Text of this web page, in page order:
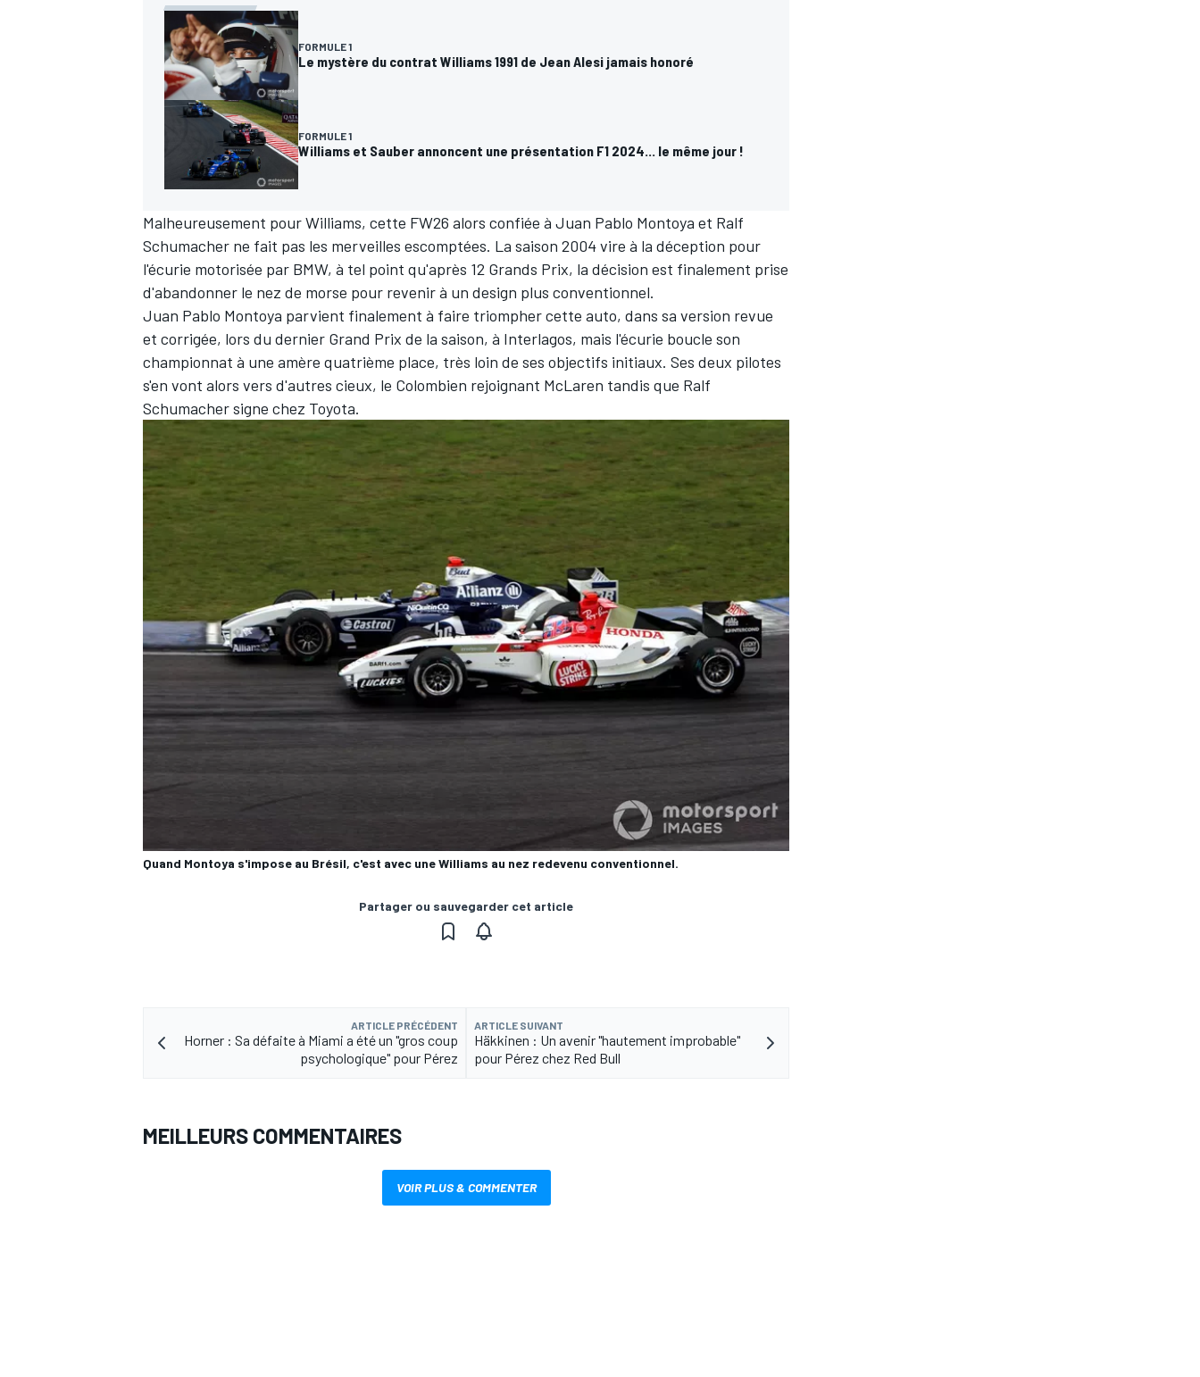
AUTRES CHAMPIONNATS
FORMULE 1
Le mystère du contrat Williams 1991 de Jean Alesi jamais honoré
FORMULE 1
Williams et Sauber annoncent une présentation F1 2024... le même jour !
Malheureusement pour Williams, cette FW26 alors confiée à Juan Pablo Montoya et Ralf
Schumacher ne fait pas les merveilles escomptées. La saison 2004 vire à la déception pour
l'écurie motorisée par BMW, à tel point qu'après 12 Grands Prix, la décision est finalement prise
d'abandonner le nez de morse pour revenir à un design plus conventionnel.
Juan Pablo Montoya parvient finalement à faire triompher cette auto, dans sa version revue
et corrigée, lors du dernier Grand Prix de la saison, à Interlagos, mais l'écurie boucle son
championnat à une amère quatrième place, très loin de ses objectifs initiaux. Ses deux pilotes
s'en vont alors vers d'autres cieux, le Colombien rejoignant McLaren tandis que Ralf
Schumacher signe chez Toyota.
Quand Montoya s'impose au Brésil, c'est avec une Williams au nez redevenu conventionnel.
Partager ou sauvegarder cet article
ARTICLE PRÉCÉDENT
Horner : Sa défaite à Miami a été un "gros coup
psychologique" pour Pérez
ARTICLE SUIVANT
Häkkinen : Un avenir "hautement improbable"
pour Pérez chez Red Bull
MEILLEURS COMMENTAIRES
VOIR PLUS & COMMENTER